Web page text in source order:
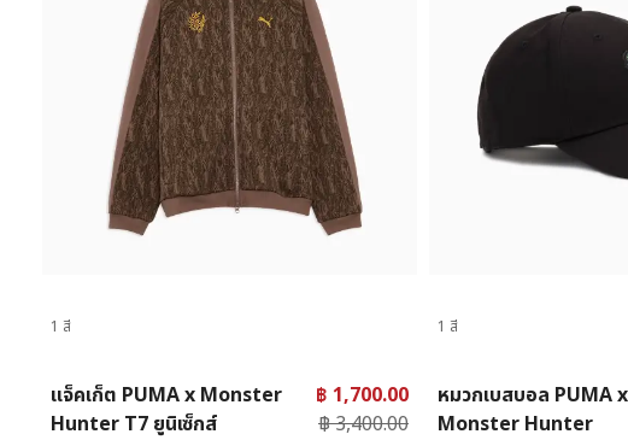
1 สี
แจ็คเก็ต PUMA x Monster
Hunter T7 ยูนิเซ็กส์
฿ 1,700.00
฿ 3,400.00
1 สี
หมวกเบสบอล PUMA x
Monster Hunter